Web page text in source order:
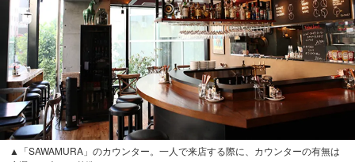
▲「SAWAMURA」のカウンター。一人で来店する際に、カウンターの有無は